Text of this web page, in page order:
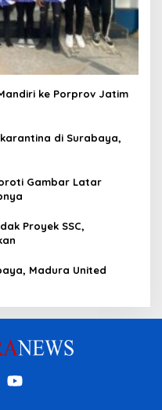
ke Porprov Jatim
di Surabaya,
Gambar Latar
Proyek SSC,
Madura United